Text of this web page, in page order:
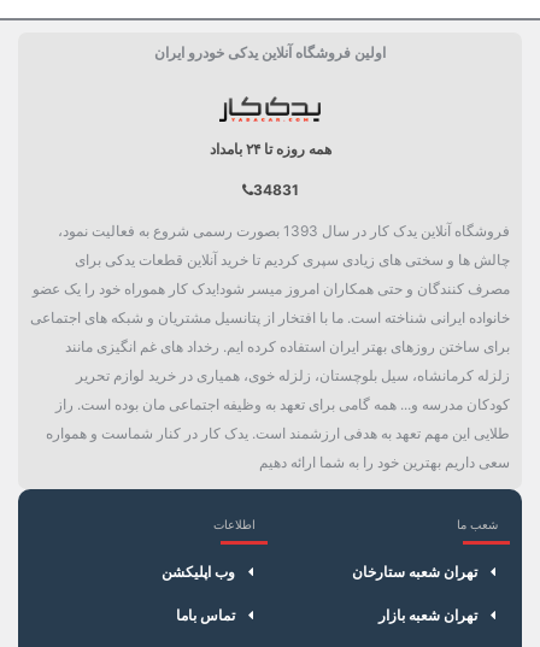
تسمه
اولین فروشگاه آنلاین یدکی خودرو ایران
همه روزه تا ۲۴ بامداد
34831
فروشگاه آنلاین یدک کار در سال 1393 بصورت رسمی شروع به فعالیت نمود،
چالش ها و سختی های زیادی سپری کردیم تا خرید آنلاین قطعات یدکی برای
مصرف کنندگان و حتی همکاران امروز میسر شود!یدک کار هموراه خود را یک عضو
خانواده ایرانی شناخته است. ما با افتخار از پتانسیل مشتریان و شبکه های اجتماعی
برای ساختن روزهای بهتر ایران استفاده کرده ایم. رخداد های غم انگیزی مانند
زلزله کرمانشاه، سیل بلوچستان، زلزله خوی، همیاری در خرید لوازم تحریر
کودکان مدرسه و... همه گامی برای تعهد به وظیفه اجتماعی مان بوده است. راز
طلایی این مهم تعهد به هدفی ارزشمند است. یدک کار در کنار شماست و همواره
سعی داریم بهترین خود را به شما ارائه دهیم
شعب ما
تهران شعبه ستارخان
تهران شعبه بازار
اطلاعات
وب اپلیکشن
تماس باما
×